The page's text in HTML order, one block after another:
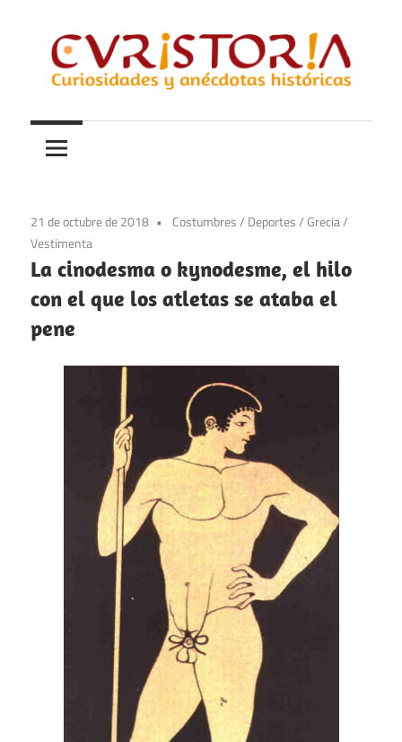
contenido
Curistoria
y
anécdotas
historia
21 de octubre de 2018 Costumbres/ Deportes/Grecia/
Vestimenta
La cinodesma o kynodesme, el hilo
con el que los atletas se ataba el
pene